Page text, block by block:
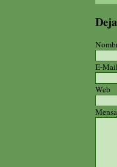
E-Mail
Web